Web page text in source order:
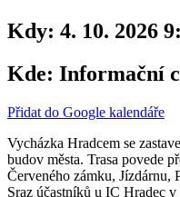
Kdy: 4. 10. 2026
Kde: Informační
Přidat do Google kalendáře
Vycházka Hradcem se
budov města. Trasa povede
Červeného zámku, Jízdárnu,
Sraz účastníků u IC Hradec